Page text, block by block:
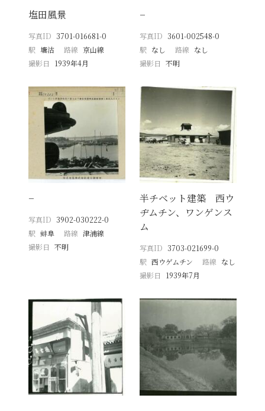
塩田風景
写真ID 3701-016681-0
駅 塘沽 路線 京山線
撮影日
1939年4月
−
写真ID 3601-002548-0
駅 なし 路線 なし
撮影日 不明
−
写真ID 3902-030222-0
駅 蚌阜 路線 津浦線
撮影日
不明
半チベット建築 西ウ
ヂムチン、ワンゲンス
ム
写真ID 3703-021699-0
駅 西ウゲムチン 路線 なし
撮影日
1939年7月